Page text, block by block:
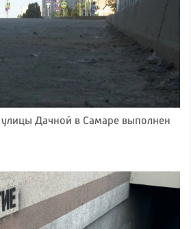
Дачной в Самаре выполнен